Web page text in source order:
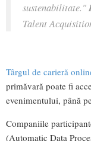
sustenabilitate."
Talent
Târgul de carieră
primăvară poate fi
evenimentului, până
Companiile
(Automatic Data